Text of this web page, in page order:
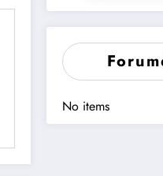
No items